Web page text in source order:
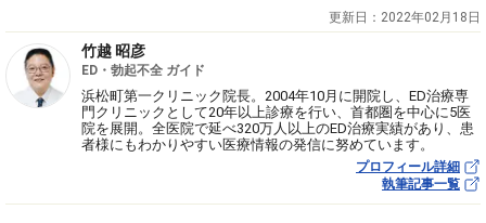
更新日： 2022年02月18日
竹越 昭彦
ED・勃起不全 ガイド
浜松町第一クリニック院長。2004年10月に開院し、ED治療専
門クリニックとして20年以上診療を行い、首都圏を中心に5医
院を展開。全医院で延べ320万人以上のED治療実績があり、患
者様にもわかりやすい医療情報の発信に努めています。
プロフィール詳細
執筆記事一覧